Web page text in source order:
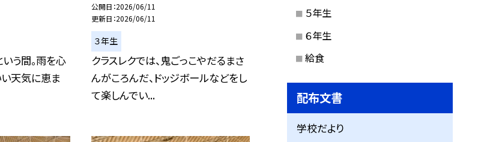
う間。雨を心
い天気に恵ま
公開日 2026/06/11
更新日 2026/06/11
３年生
クラスレクでは、鬼ごっこやだるまさ
んがころんだ、ドッジボールなどをし
て楽しんでい...
５年生
６年生
給食
配布文書
学校だより